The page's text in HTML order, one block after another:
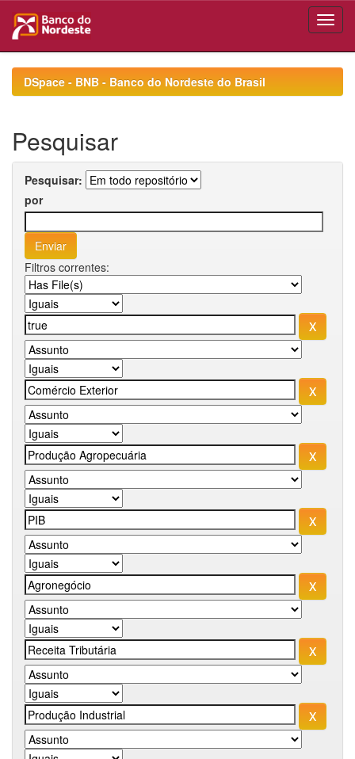
navigationDSpace - BNB - Banco do Nordeste do Brasil
Pesquisar
Pesquisar:
por
Filtros correntes: